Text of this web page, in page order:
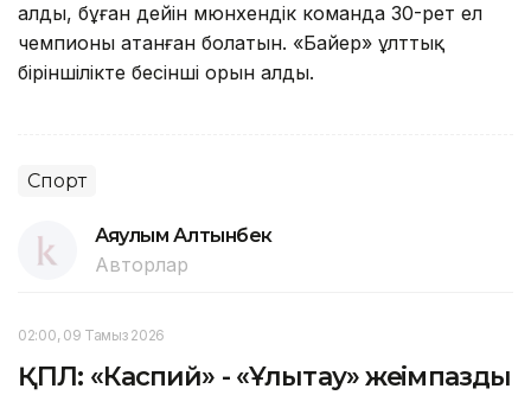
алды, бұған дейін мюнхендік команда 30-рет ел
чемпионы атанған болатын. «Байер» ұлттық
біріншілікте бесінші орын алды.
Спорт
Аяулым Алтынбек
Авторлар
02:00, 09 Тамыз 2026
ҚПЛ: «Каспий» - «Ұлытау» жеңімпазды